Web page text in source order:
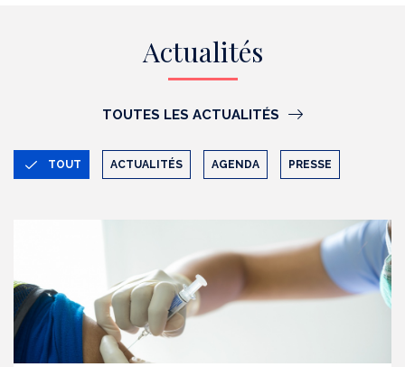
Actualités
TOUTES LES ACTUALITÉS
TOUT ACTUALITÉS AGENDA PRESSE